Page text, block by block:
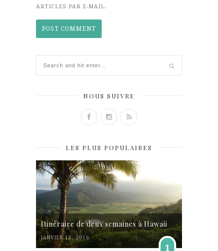
ARTICLES PAR E-MAIL.
NOUS SUIVRE
LES PLUS POPULAIRES
Itinéraire de deux semaines à Hawaii
JANVIER 18, 2016
1